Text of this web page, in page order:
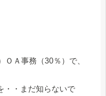
ＯＡ事務（30％）で、
・・まだ知らないで